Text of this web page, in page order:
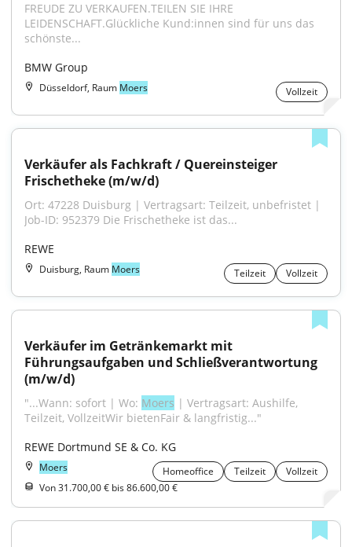
FREUDE ZU VERKAUFEN.TEILEN SIE IHRE
LEIDENSCHAFT.Glückliche Kund:innen sind für uns das
schönste...
BMW Group
Düsseldorf, Raum Moers Vollzeit
Verkäufer als Fachkraft / Quereinsteiger
Frischetheke (m/w/d)
Ort: 47228 Duisburg | Vertragsart: Teilzeit, unbefristet |
Job-ID: 952379 Die Frischetheke ist das...
REWE
Duisburg, Raum Moers Teilzeit Vollzeit
Verkäufer im Getränkemarkt mit
Führungsaufgaben und Schließverantwortung
(m/w/d)
"...Wann: sofort | Wo: Moers | Vertragsart: Aushilfe,
Teilzeit, VollzeitWir bietenFair & langfristig..."
REWE Dortmund SE & Co. KG
Moers Homeoffice Teilzeit
Vollzeit
Von 31.700,00 € bis 86.600,00 €